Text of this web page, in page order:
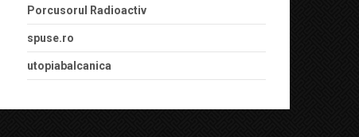
Porcusorul Radioactiv
spuse.ro
utopiabalcanica